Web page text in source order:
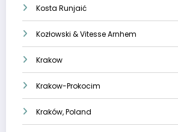
Kosta Runjaić
Kozłowski & Vitesse Arnhem
Krakow
Krakow-Prokocim
Kraków, Poland